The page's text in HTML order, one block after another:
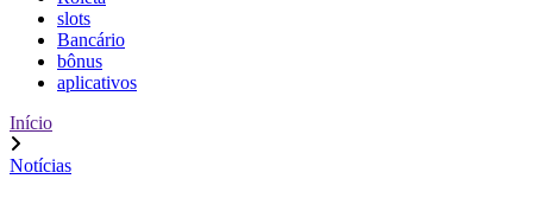
slots
Bancário
bônus
aplicativos
Início
Notícias